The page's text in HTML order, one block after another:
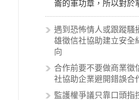
崙的軍功章，所以對於
事蹟和政策產生狂熱崇
的狀況，所以沙文主義
暗指偏見和歧視，而且
向的人，通常對於自己
國家的人，所以沙文主
在種族歧視的說法，甚
性沙文…
遇到恐怖情人或跟蹤騷
雄徵信社協助建立安全
向
合作前要不要做商業徵
社協助企業避開錯誤合
監護權爭議只靠口頭指